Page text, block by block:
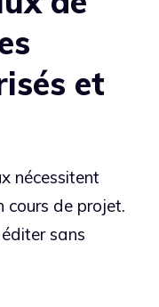
et
nécessitent
cours de projet.
sans